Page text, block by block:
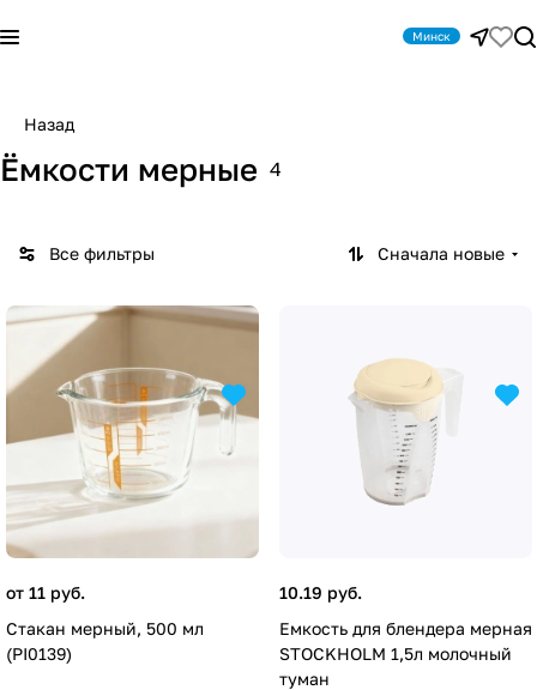
Минск
Назад
Ёмкости мерные 4
Все фильтры Сначала новые
от 11 руб.
Стакан мерный, 500 мл
(PI0139)
10.19 руб.
Емкость для блендера мерная
STOCKHOLM 1,5л молочный
туман